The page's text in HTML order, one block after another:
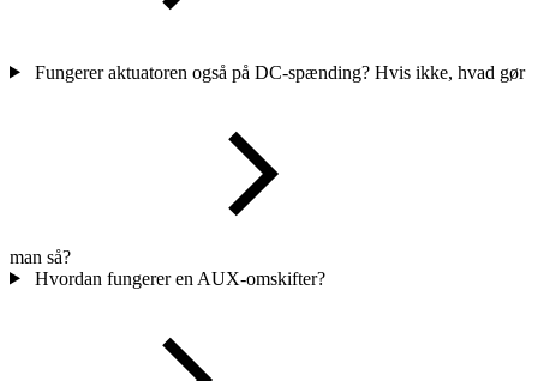
Fungerer aktuatoren også på DC-spænding? Hvis ikke, hvad gør
man så?
Hvordan fungerer en AUX-omskifter?